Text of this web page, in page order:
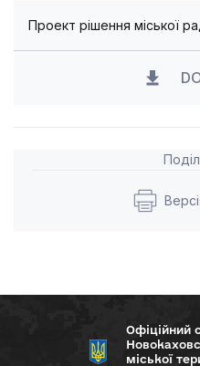
Проект рішення міської
Офіційний
міської